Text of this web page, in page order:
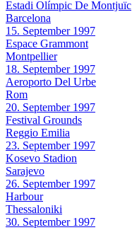
Estadi Olímpic De Montjuïc
Barcelona
15. September 1997
Espace Grammont
Montpellier
18. September 1997
Aeroporto Del Urbe
Rom
20. September 1997
Festival Grounds
Reggio Emilia
23. September 1997
Kosevo Stadion
Sarajevo
26. September 1997
Harbour
Thessaloniki
30. September 1997